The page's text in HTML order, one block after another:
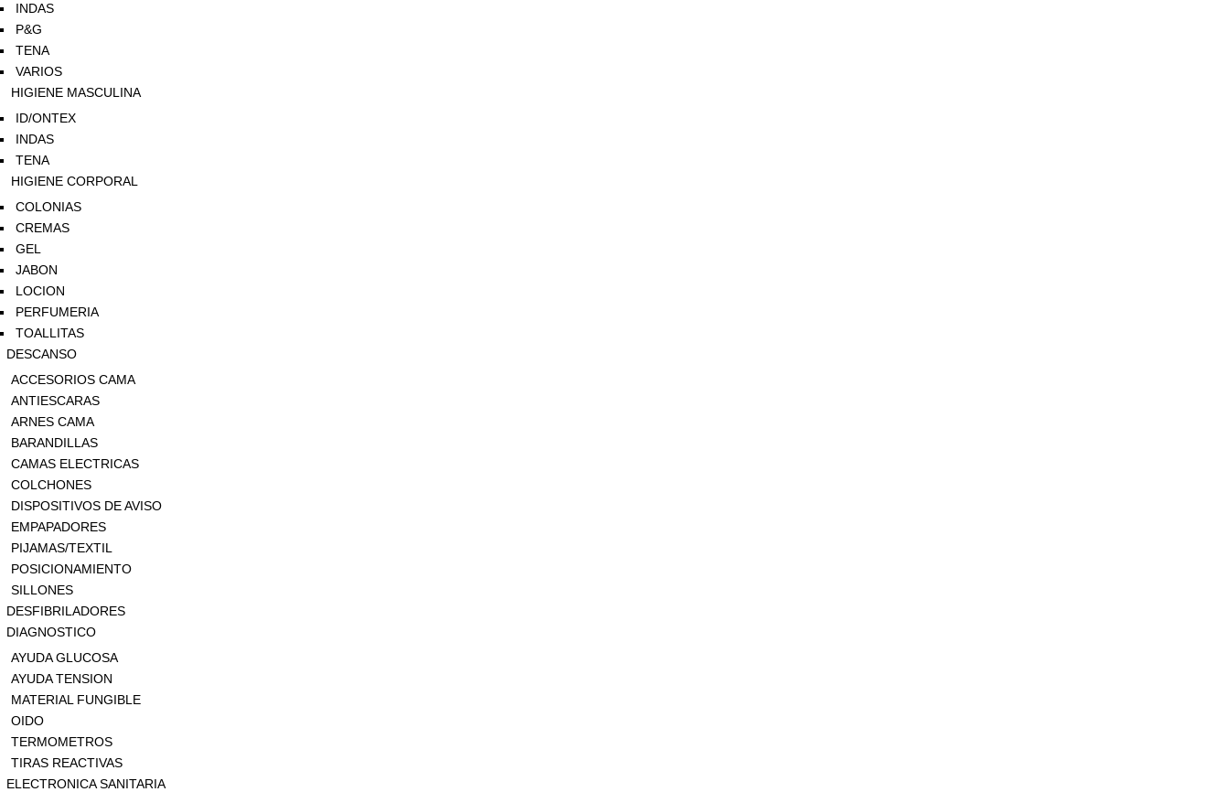
INDAS
P&G
TENA
VARIOS
HIGIENE MASCULINA
ID/ONTEX
INDAS
TENA
HIGIENE CORPORAL
COLONIAS
CREMAS
GEL
JABON
LOCION
PERFUMERIA
TOALLITAS
DESCANSO
ACCESORIOS CAMA
ANTIESCARAS
ARNES CAMA
BARANDILLAS
CAMAS ELECTRICAS
COLCHONES
DISPOSITIVOS DE AVISO
EMPAPADORES
PIJAMAS/TEXTIL
POSICIONAMIENTO
SILLONES
DESFIBRILADORES
DIAGNOSTICO
AYUDA GLUCOSA
AYUDA TENSION
MATERIAL FUNGIBLE
OIDO
TERMOMETROS
TIRAS REACTIVAS
ELECTRONICA SANITARIA